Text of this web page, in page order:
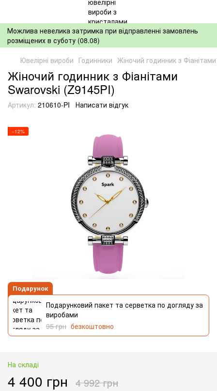
Можлива невелика затримка при відправленні замовлень
розміщених в суботу (08.08)
Ювелірні вироби Годинники Жіночий годинник з
Жіночий годинник з Фіанітами
Swarovski (Z9145PI)
Артикул: 210610-PI Написати відгук
−12%
Подарунок
Подарунковий пакет та серветка по догляду за
виробами
95 грн безкоштовно
На складі
4 400 грн 4 992 грн